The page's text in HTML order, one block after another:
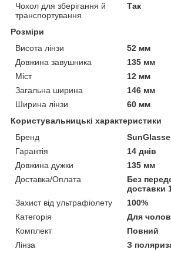
Чохол для зберігання й
транспортування
Так
Розміри
Висота лінзи
52 мм
Довжина завушника
135 мм
Міст
12 мм
Загальна ширина
146 мм
Ширина лінзи
60 мм
Користувальницькі характеристики
Бренд
Гарантія
14 днів
Довжина дужки
135 мм
Доставка/Оплата
Без
доставки
Захист від ультрафіолету
100%
Категорія
Для
Комплект
Повний
Лінза
З